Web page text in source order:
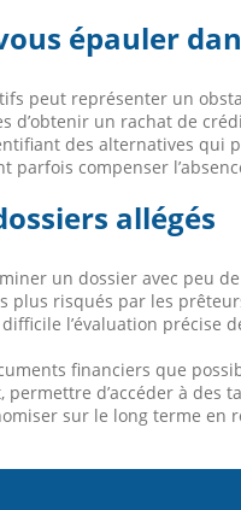
épauler
peut représenter un
un rachat de
des alternatives
compenser
allégés
un dossier avec peu
risqués par les
l’évaluation
financiers que
d’accéder à
sur le long terme